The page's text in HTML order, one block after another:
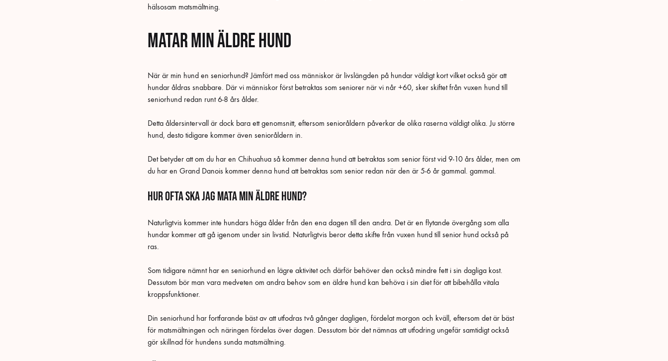
hälsosam matsmältning.
Matar min äldre hund
När är min hund en seniorhund? Jämfört med oss människor är livslängden på hundar väldigt kort vilket också gör att
hundar åldras snabbare. Där vi människor först betraktas som seniorer när vi når +60, sker skiftet från vuxen hund till
seniorhund redan runt 6-8 års ålder.
Detta åldersintervall är dock bara ett genomsnitt, eftersom senioråldern påverkar de olika raserna väldigt olika. Ju större
hund, desto tidigare kommer även senioråldern in.
Det betyder att om du har en Chihuahua så kommer denna hund att betraktas som senior först vid 9-10 års ålder, men om
du har en Grand Danois kommer denna hund att betraktas som senior redan när den är 5-6 år gammal. gammal.
Hur ofta ska jag mata min äldre hund?
Naturligtvis kommer inte hundars höga ålder från den ena dagen till den andra. Det är en flytande övergång som alla
hundar kommer att gå igenom under sin livstid. Naturligtvis beror detta skifte från vuxen hund till senior hund också på
ras.
Som tidigare nämnt har en seniorhund en lägre aktivitet och därför behöver den också mindre fett i sin dagliga kost.
Dessutom bör man vara medveten om andra behov som en äldre hund kan behöva i sin diet för att bibehålla vitala
kroppsfunktioner.
Din seniorhund har fortfarande bäst av att utfodras två gånger dagligen, fördelat morgon och kväll, eftersom det är bäst
för matsmältningen och näringen fördelas över dagen. Dessutom bör det nämnas att utfodring ungefär samtidigt också
gör skillnad för hundens sunda matsmältning.